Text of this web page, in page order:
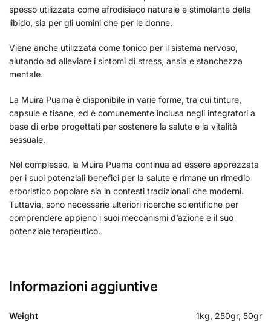
spesso utilizzata come afrodisiaco naturale e stimolante della
libido, sia per gli uomini che per le donne.
Viene anche utilizzata come tonico per il sistema nervoso,
aiutando ad alleviare i sintomi di stress, ansia e stanchezza
mentale.
La Muira Puama è disponibile in varie forme, tra cui tinture,
capsule e tisane, ed è comunemente inclusa negli integratori a
base di erbe progettati per sostenere la salute e la vitalità
sessuale.
Nel complesso, la Muira Puama continua ad essere apprezzata
per i suoi potenziali benefici per la salute e rimane un rimedio
erboristico popolare sia in contesti tradizionali che moderni.
Tuttavia, sono necessarie ulteriori ricerche scientifiche per
comprendere appieno i suoi meccanismi d’azione e il suo
potenziale terapeutico.
Informazioni aggiuntive
Weight 1kg, 250gr, 50gr